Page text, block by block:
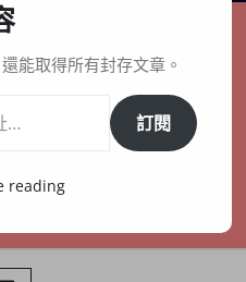
報
連結、創生
能取得所有封存文章。
訂閱
reading